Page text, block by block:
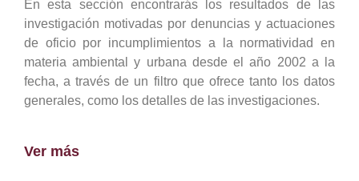
En esta sección encontrarás los resultados de las
investigación motivadas por denuncias y actuaciones
de oficio por incumplimientos a la normatividad en
materia ambiental y urbana desde el año 2002 a la
fecha, a través de un filtro que ofrece tanto los datos
generales, como los detalles de las investigaciones.
Ver más